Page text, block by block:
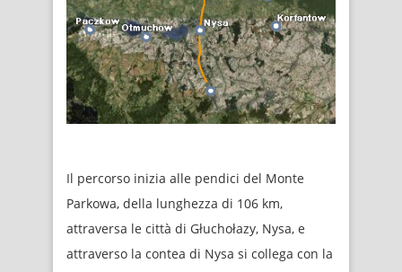
Il percorso inizia alle pendici del Monte
Parkowa, della lunghezza di 106 km,
attraversa le città di Głuchołazy, Nysa, e
attraverso la contea di Nysa si collega con la